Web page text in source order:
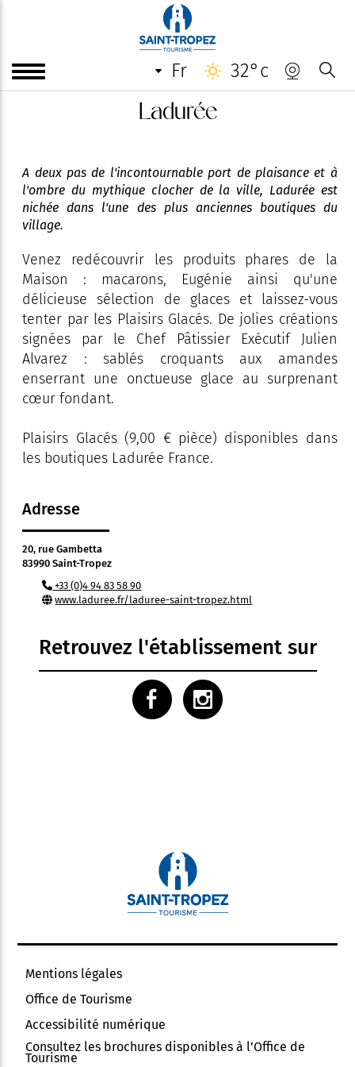
fr 32°c
Ladurée
A deux pas de l'incontournable port de plaisance et à
l'ombre du mythique clocher de la ville, Ladurée est
nichée dans l'une des plus anciennes boutiques du
village.
Venez redécouvrir les produits phares de la
Maison : macarons, Eugénie ainsi qu'une
délicieuse sélection de glaces et laissez-vous
tenter par les Plaisirs Glacés. De jolies créations
signées par le Chef Pâtissier Exécutif Julien
Alvarez : sablés croquants aux amandes
enserrant une onctueuse glace au surprenant
cœur fondant.
Plaisirs Glacés (9,00 € pièce) disponibles dans
les boutiques Ladurée France.
Adresse
20, rue Gambetta
83990 Saint-Tropez
+33 (0)4 94 83 58 90
www.laduree.fr/laduree-saint-tropez.html
Retrouvez l'établissement sur
Mentions légales
Office de Tourisme
Accessibilité numérique
Consultez les brochures disponibles à l’Office de
Tourisme